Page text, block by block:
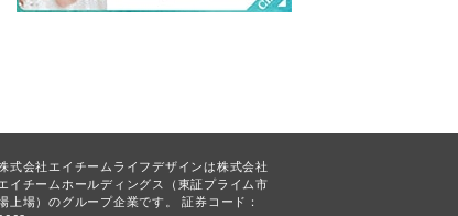
式会社エイチームライフデザインは株式会社
イチームホールディングス（東証プライム市
上場）のグループ企業です。 証券コード：